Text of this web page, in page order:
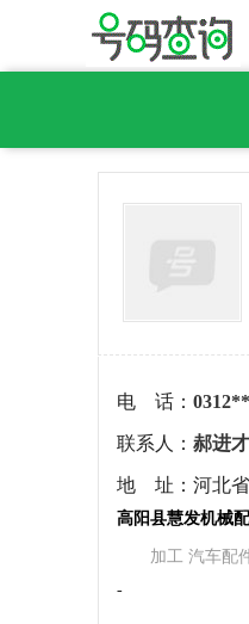
电 话：
联系人： 郝进才
地 址： 河北
高阳县慧发机械
加工 汽车配
-